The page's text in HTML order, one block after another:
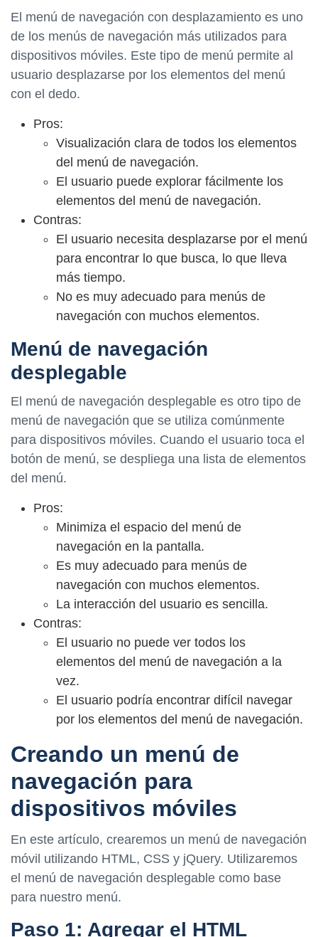
El menú de navegación con desplazamiento es uno
de los menús de navegación más utilizados para
dispositivos móviles. Este tipo de menú permite al
usuario desplazarse por los elementos del menú
con el dedo.
Pros:
Visualización clara de todos los elementos
del menú de navegación.
El usuario puede explorar fácilmente los
elementos del menú de navegación.
Contras:
El usuario necesita desplazarse por el menú
para encontrar lo que busca, lo que lleva
más tiempo.
No es muy adecuado para menús de
navegación con muchos elementos.
Menú de navegación
desplegable
El menú de navegación desplegable es otro tipo de
menú de navegación que se utiliza comúnmente
para dispositivos móviles. Cuando el usuario toca el
botón de menú, se despliega una lista de elementos
del menú.
Pros:
Minimiza el espacio del menú de
navegación en la pantalla.
Es muy adecuado para menús de
navegación con muchos elementos.
La interacción del usuario es sencilla.
Contras:
El usuario no puede ver todos los
elementos del menú de navegación a la
vez.
El usuario podría encontrar difícil navegar
por los elementos del menú de navegación.
Creando un menú de
navegación para
dispositivos móviles
En este artículo, crearemos un menú de navegación
móvil utilizando HTML, CSS y jQuery. Utilizaremos
el menú de navegación desplegable como base
para nuestro menú.
Paso 1: Agregar el HTML